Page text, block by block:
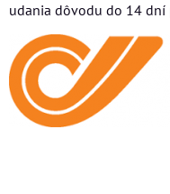
udania dôvodu do 14 dní